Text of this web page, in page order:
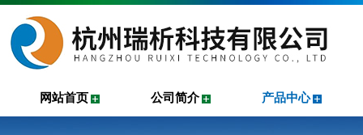
网站首页 公司简介 产品中心